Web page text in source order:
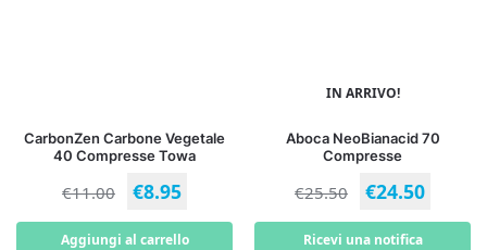
CarbonZen Carbone Vegetale
40 Compresse Towa
€11.00 €8.95
Aggiungi al carrello
IN ARRIVO!
Aboca NeoBianacid 70
Compresse
€25.50 €24.50
Ricevi una notifica